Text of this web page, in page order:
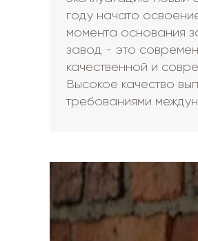
году начато
момента основания
завод - это
качественной и
Высокое качество
требованиями